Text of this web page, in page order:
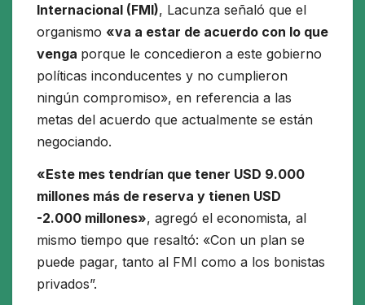
Internacional (FMI), Lacunza señaló que el
organismo «va a estar de acuerdo con lo que
venga porque le concedieron a este gobierno
políticas inconducentes y no cumplieron
ningún compromiso», en referencia a las
metas del acuerdo que actualmente se están
negociando.
«Este mes tendrían que tener USD 9.000
millones más de reserva y tienen USD
-2.000 millones», agregó el economista, al
mismo tiempo que resaltó: «Con un plan se
puede pagar, tanto al FMI como a los bonistas
privados”.